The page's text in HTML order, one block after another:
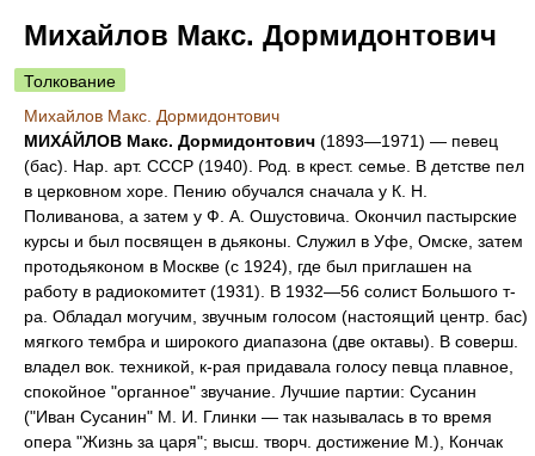
Михайлов Макс. Дормидонтович
Толкование
Михайлов Макс. Дормидонтович
МИХА́ЙЛОВ Макс. Дормидонтович (1893—1971) — певец
(бас). Нар. арт. СССР (1940). Род. в крест. семье. В детстве пел
в церковном хоре. Пению обучался сначала у К. Н.
Поливанова, а затем у Ф. А. Ошустовича. Окончил пастырские
курсы и был посвящен в дьяконы. Служил в Уфе, Омске, затем
протодьяконом в Москве (с 1924), где был приглашен на
работу в радиокомитет (1931). В 1932—56 солист Большого т-
ра. Обладал могучим, звучным голосом (настоящий центр. бас)
мягкого тембра и широкого диапазона (две октавы). В соверш.
владел вок. техникой, к-рая придавала голосу певца плавное,
спокойное "органное" звучание. Лучшие партии: Сусанин
("Иван Сусанин" М. И. Глинки — так называлась в то время
опера "Жизнь за царя"; высш. творч. достижение М.), Кончак